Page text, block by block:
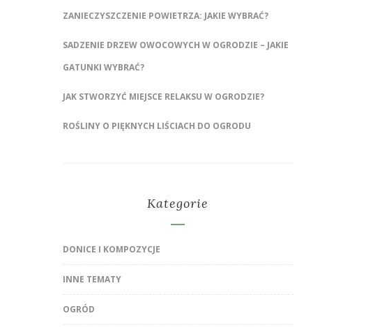
ZANIECZYSZCZENIE POWIETRZA: JAKIE WYBRAĆ?
SADZENIE DRZEW OWOCOWYCH W OGRODZIE – JAKIE
GATUNKI WYBRAĆ?
JAK STWORZYĆ MIEJSCE RELAKSU W OGRODZIE?
ROŚLINY O PIĘKNYCH LIŚCIACH DO OGRODU
Kategorie
DONICE I KOMPOZYCJE
INNE TEMATY
OGRÓD